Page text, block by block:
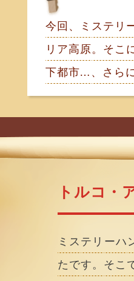
今回、ミステリ
リア高原。そこ
下都市…、さら
トルコ・
ミステリーハ
たです。そこ